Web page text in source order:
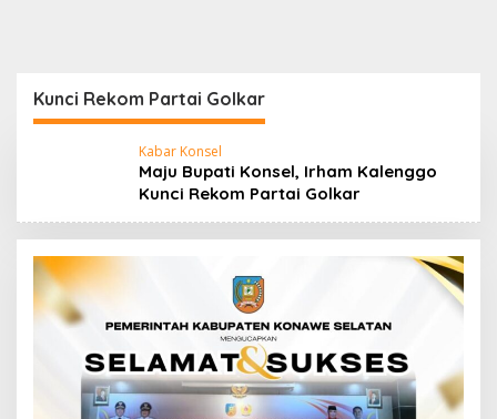
Kunci Rekom Partai Golkar
Kabar Konsel
Maju Bupati Konsel, Irham Kalenggo
Kunci Rekom Partai Golkar